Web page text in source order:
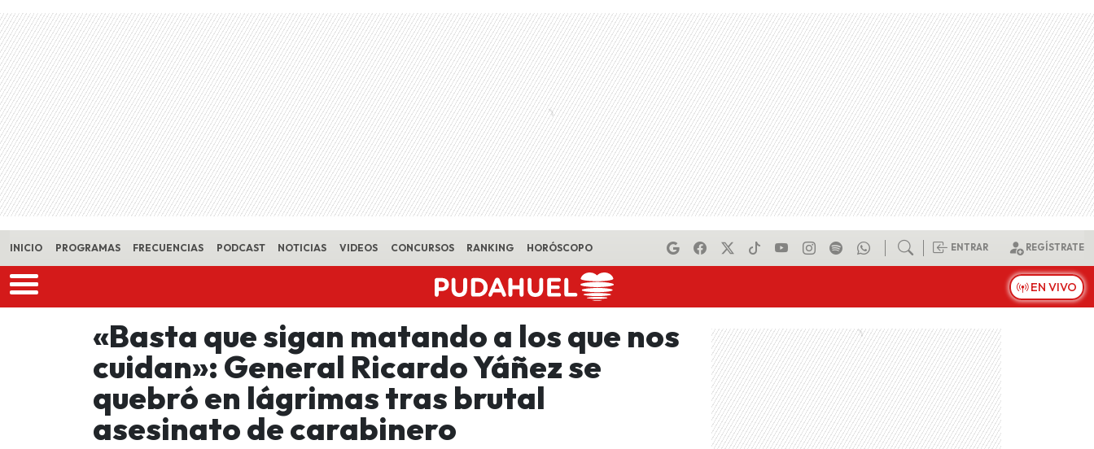
Skip to main content
INICIO PROGRAMAS FRECUENCIAS PODCAST NOTICIAS VIDEOS CONCURSOS RANKING HORÓSCOPO ENTRAR REGÍSTRATE
EN VIVO
«Basta que sigan matando a los que nos
cuidan»: General Ricardo Yáñez se
quebró en lágrimas tras brutal
asesinato de carabinero